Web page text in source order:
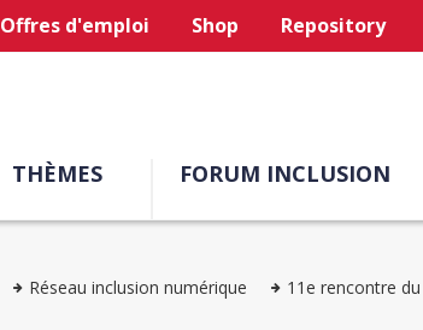
Offres d'emploi Shop Repository
THÈMES FORUM INCLUSION
Réseau inclusion numérique 11e rencontre